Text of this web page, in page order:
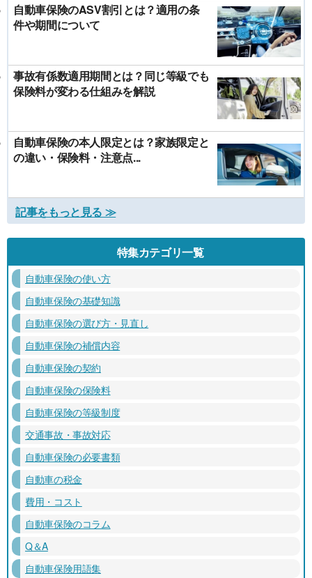
自動車保険のASV割引とは？適用の条
件や期間について
事故有係数適用期間とは？同じ等級でも
保険料が変わる仕組みを解説
自動車保険の本人限定とは？家族限定と
の違い・保険料・注意点...
記事をもっと見る ≫
特集カテゴリ一覧
自動車保険の使い方
自動車保険の基礎知識
自動車保険の選び方・見直し
自動車保険の補償内容
自動車保険の契約
自動車保険の保険料
自動車保険の等級制度
交通事故・事故対応
自動車保険の必要書類
自動車の税金
費用・コスト
自動車保険のコラム
Q＆A
自動車保険用語集